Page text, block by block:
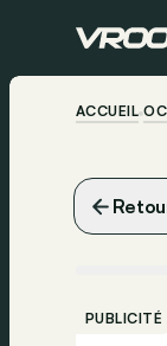
ACCUEIL
PUBLICITÉ